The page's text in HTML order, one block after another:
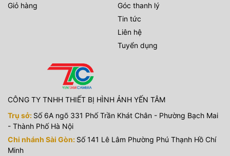
Giỏ hàng
Góc thanh lý
Tin tức
Liên hệ
Tuyển dụng
CÔNG TY TNHH THIẾT BỊ HÌNH ẢNH YẾN TÂM
Trụ sở: Số 6A ngõ 331 Phố Trần Khát Chân - Phường Bạch Mai
- Thành Phố Hà Nội
Chi nhánh Sài Gòn: Số 141 Lê Lâm Phường Phú Thạnh Hồ Chí
Minh